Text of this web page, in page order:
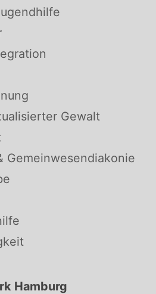
Gewalt
Gemeinwesendiakonie
Hamburg